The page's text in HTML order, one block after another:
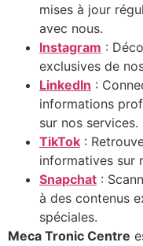
mises à jour
avec nous.
Instagram :
exclusives de
LinkedIn :
informations
sur nos services.
TikTok :
informatives sur
Snapchat :
à des contenus
spéciales.
Meca Tronic Centre